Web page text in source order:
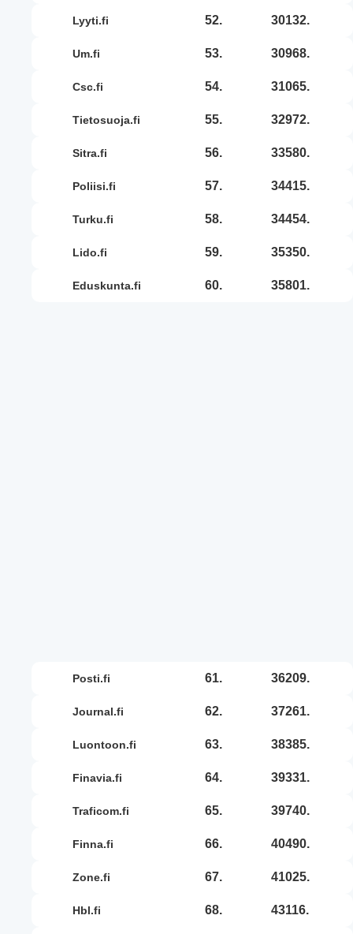
lyyti.fi 52. 30132.
um.fi 53. 30968.
csc.fi 54. 31065.
tietosuoja.fi 55. 32972.
sitra.fi 56. 33580.
poliisi.fi 57. 34415.
turku.fi 58. 34454.
lido.fi 59. 35350.
eduskunta.fi 60. 35801.
posti.fi 61. 36209.
journal.fi 62. 37261.
luontoon.fi 63. 38385.
finavia.fi 64. 39331.
traficom.fi 65. 39740.
finna.fi 66. 40490.
zone.fi 67. 41025.
hbl.fi 68. 43116.